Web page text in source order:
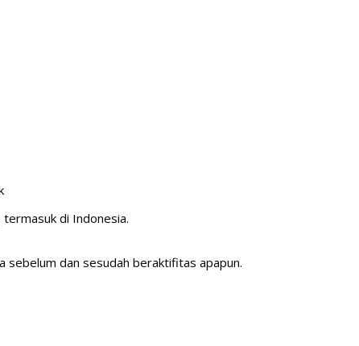
di Indonesia.
sebelum dan sesudah beraktifitas apapun.